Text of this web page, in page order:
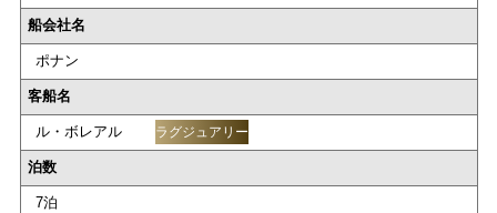
船会社名
ポナン
客船名
ル・ボレアル ラグジュアリー
泊数
7泊